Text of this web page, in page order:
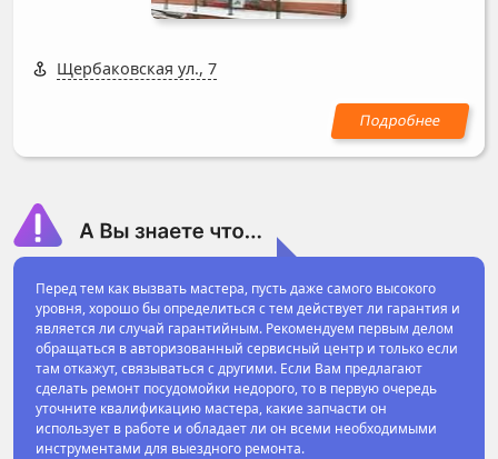
Щербаковская ул., 7
Перед тем как вызвать мастера, пусть даже самого высокого
уровня, хорошо бы определиться с тем действует ли гарантия и
является ли случай гарантийным. Рекомендуем первым делом
обращаться в авторизованный сервисный центр и только если
там откажут, связываться с другими. Если Вам предлагают
сделать ремонт посудомойки недорого, то в первую очередь
уточните квалификацию мастера, какие запчасти он
использует в работе и обладает ли он всеми необходимыми
инструментами для выездного ремонта.